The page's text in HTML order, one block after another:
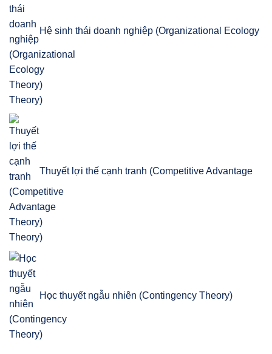
Hệ sinh thái doanh nghiệp (Organizational Ecology
Theory)
Thuyết lợi thế cạnh tranh (Competitive Advantage
Theory)
Học thuyết ngẫu nhiên (Contingency Theory)